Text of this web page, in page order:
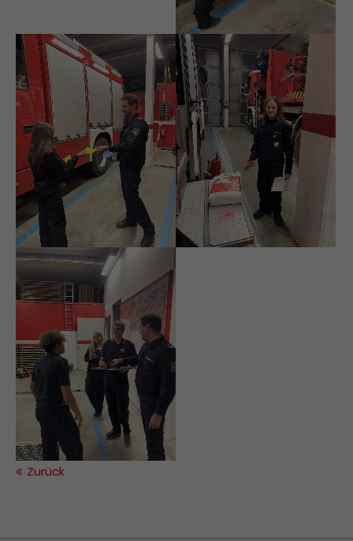
info@yourdomain.com
About us
Lorem ipsum dolor sit amet, consectetuer
adipiscing elit.
Aenean commodo ligula eget dolor. Aenean
massa. Cum sociis natoque penatibus et magnis
dis parturient montes, nascetur ridiculus mus.
Donec quam felis, ultricies nec.
Zurück